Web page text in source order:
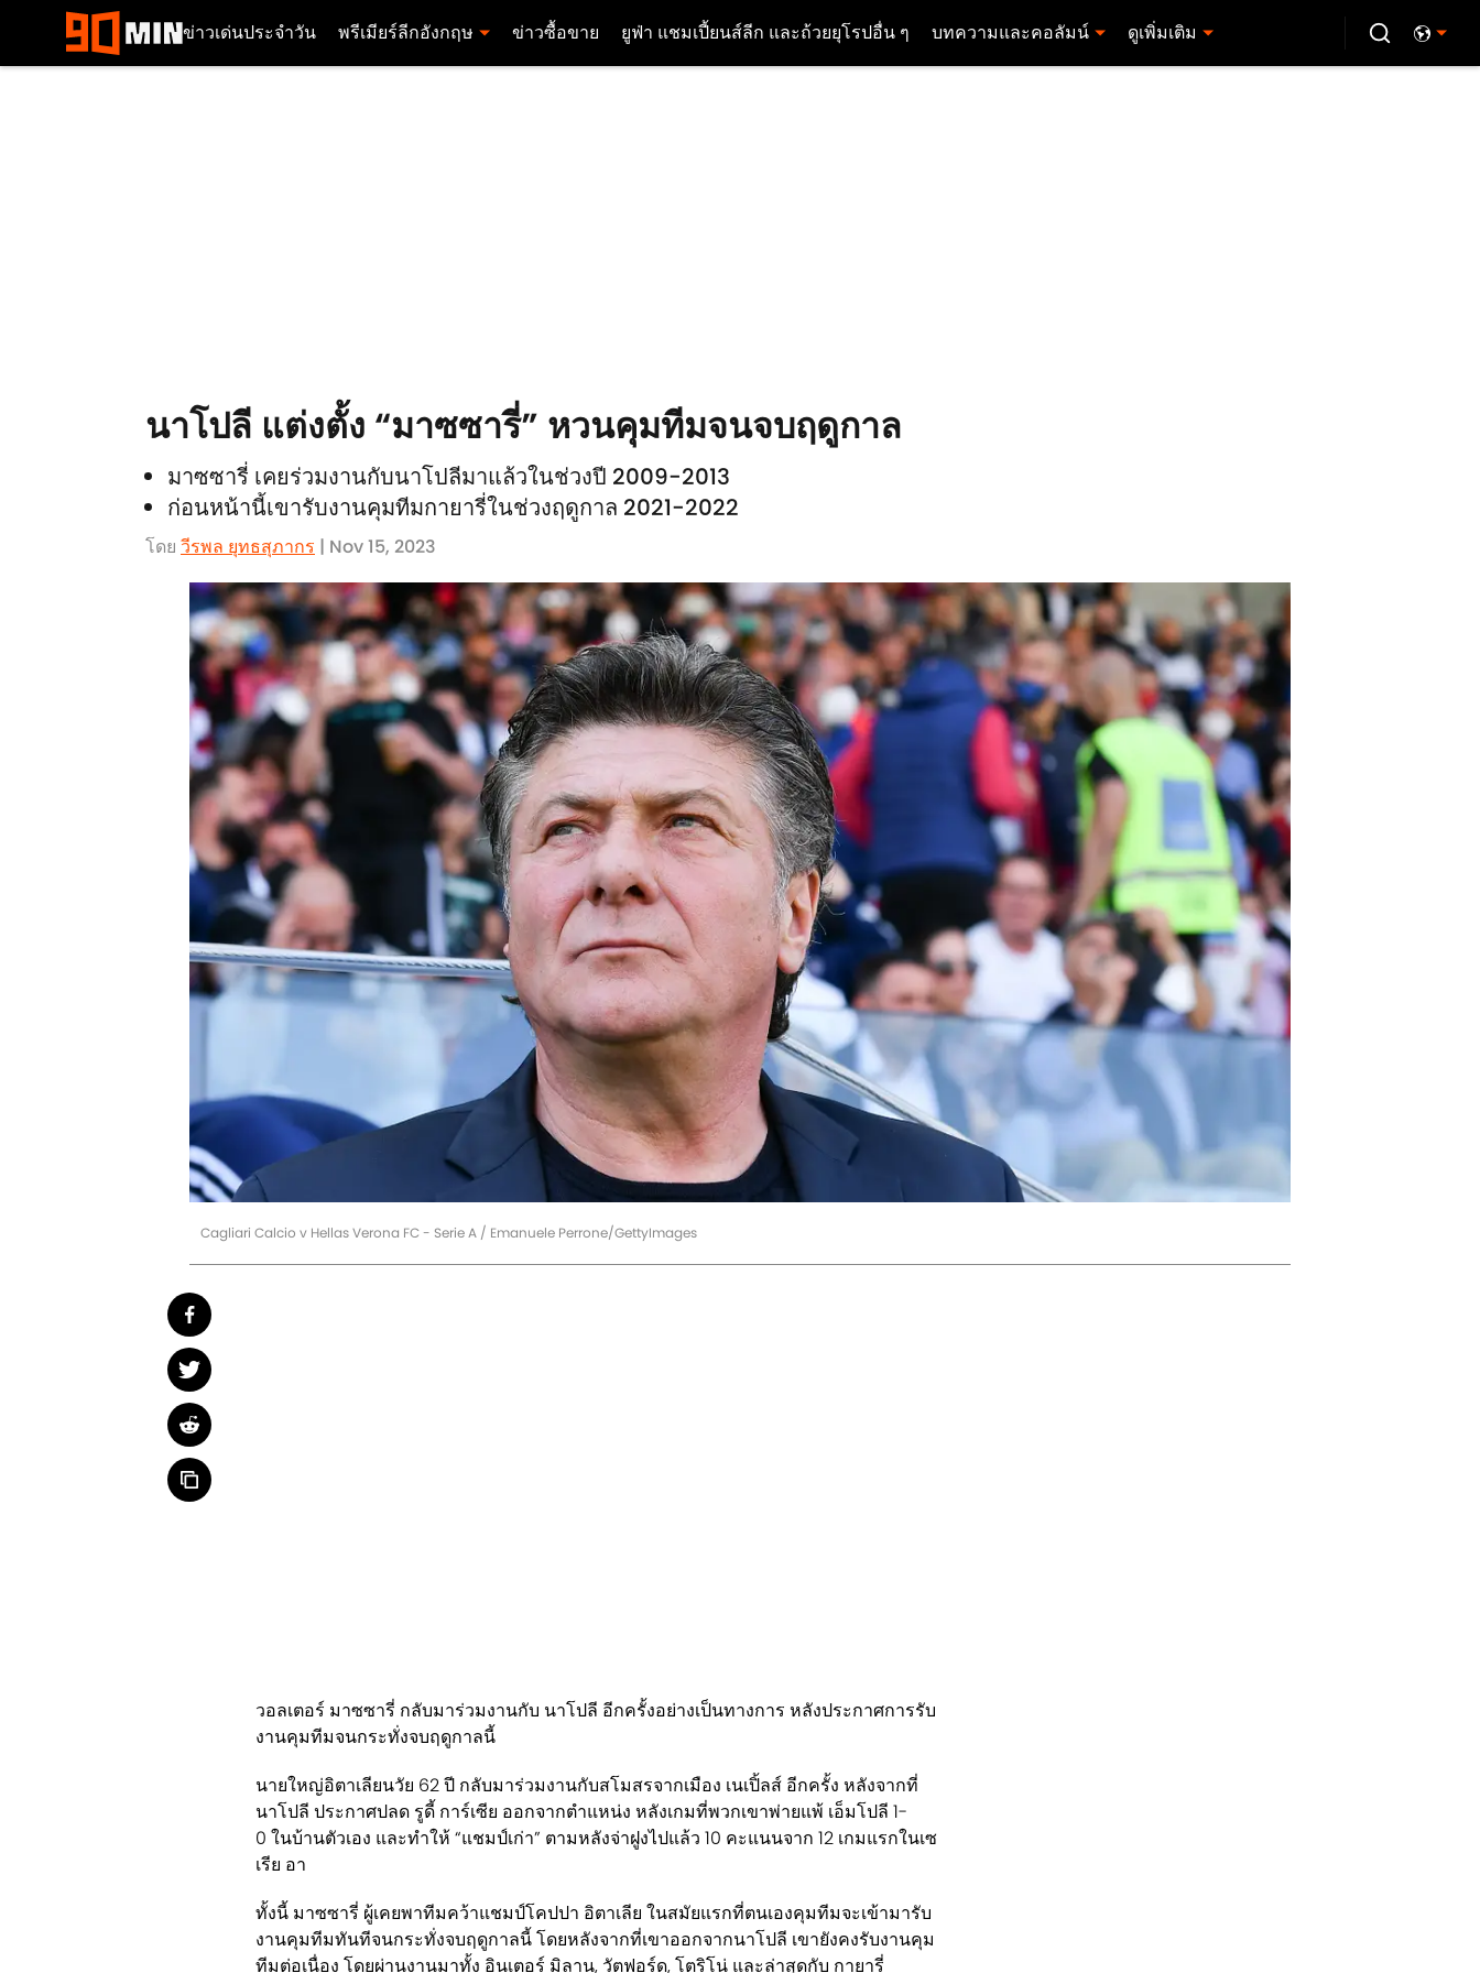
ข่าวเด่นประจำวัน พรีเมียร์ลีกอังกฤษ ข่าวซื้อขาย ยูฟ่า แชมเปี้ยนส์ลีก และถ้วยยุโรปอื่น ๆ บทความและคอลัมน์ ดูเพิ่มเติม
นาโปลี แต่งตั้ง “มาซซารี่” หวนคุมทีมจนจบฤดูกาล
มาซซารี่ เคยร่วมงานกับนาโปลีมาแล้วในช่วงปี 2009-2013
ก่อนหน้านี้เขารับงานคุมทีมกายารี่ในช่วงฤดูกาล 2021-2022
โดย วีรพล ยุทธสุภากร​ | Nov 15, 2023
Cagliari Calcio v Hellas Verona FC - Serie A / Emanuele Perrone/GettyImages
วอลเตอร์ มาซซารี่ กลับมาร่วมงานกับ นาโปลี อีกครั้งอย่างเป็นทางการ หลังประกาศการรับ
งานคุมทีมจนกระทั่งจบฤดูกาลนี้
นายใหญ่อิตาเลียนวัย 62 ปี กลับมาร่วมงานกับสโมสรจากเมือง เนเปิ้ลส์ อีกครั้ง หลังจากที่
นาโปลี ประกาศปลด รูดี้ การ์เซีย ออกจากตำแหน่ง หลังเกมที่พวกเขาพ่ายแพ้ เอ็มโปลี 1-
0 ในบ้านตัวเอง และทำให้ “แชมป์เก่า” ตามหลังจ่าฝูงไปแล้ว 10 คะแนนจาก 12 เกมแรกในเซ
เรีย อา
ทั้งนี้ มาซซารี่ ผู้เคยพาทีมคว้าแชมป์โคปปา อิตาเลีย ในสมัยแรกที่ตนเองคุมทีมจะเข้ามารับ
งานคุมทีมทันทีจนกระทั่งจบฤดูกาลนี้ โดยหลังจากที่เขาออกจากนาโปลี เขายังคงรับงานคุม
ทีมต่อเนื่อง โดยผ่านงานมาทั้ง อินเตอร์ มิลาน, วัตฟอร์ด, โตริโน่ และล่าสุดกับ กายารี่